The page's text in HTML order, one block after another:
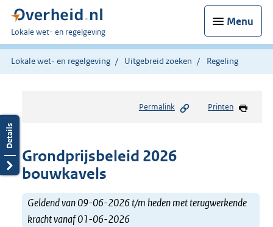
Menu
U
bent
hier:
Lokale wet- en regelgeving
Lokale wet- en regelgeving Uitgebreid zoeken Regeling
Permalink Printen
Grondprijsbeleid 2026
bouwkavels
Geldend van 09-06-2026 t/m heden met terugwerkende
kracht vanaf 01-06-2026